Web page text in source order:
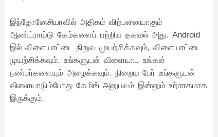
இந்தோனேசியாவில் அதிகம் விற்பனையாகும்
ஆண்ட்ராய்டு கேம்களைப் பற்றிய தகவல் அது. Android
இல் விளையாட்டை நிறுவ முயற்சிக்கவும், விளையாட்டை
முயற்சிக்கவும். உங்களுடன் விளையாட உங்கள்
நண்பர்களையும் அழைக்கவும். நிறைய பேர் உங்களுடன்
விளையாடும்போது கேமிங் அனுபவம் இன்னும் உற்சாகமாக
இருக்கும்.